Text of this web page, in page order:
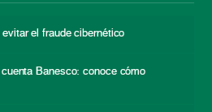
el fraude cibernético
Banesco: conoce cómo